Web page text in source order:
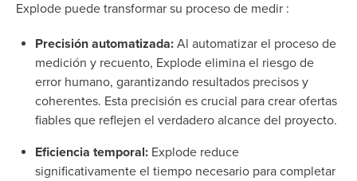
Explode puede transformar su proceso de medir :
Precisión automatizada: Al automatizar el proceso de
medición y recuento, Explode elimina el riesgo de
error humano, garantizando resultados precisos y
coherentes. Esta precisión es crucial para crear ofertas
fiables que reflejen el verdadero alcance del proyecto.
Eficiencia temporal: Explode reduce
significativamente el tiempo necesario para completar